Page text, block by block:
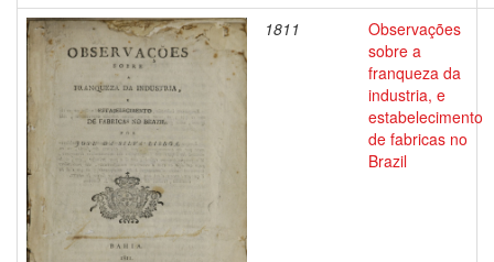
1811
Observações
sobre a
franqueza da
industria, e
estabelecimento
de fabricas no
Brazil